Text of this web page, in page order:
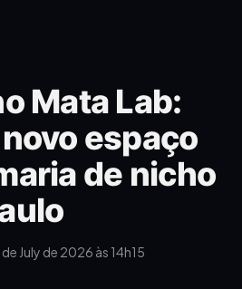
Mata Lab:
espaço
de nicho
July de 2026 às 14h15